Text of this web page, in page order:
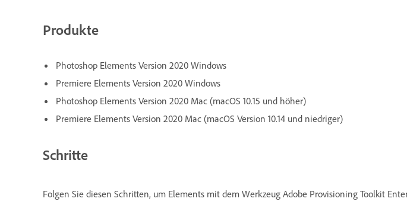
Produkte
Photoshop Elements Version 2020 Windows
Premiere Elements Version 2020 Windows
Photoshop Elements Version 2020 Mac (macOS 10.15 und höher)
Premiere Elements Version 2020 Mac (macOS Version 10.14 und niedriger)
Schritte
Folgen Sie diesen Schritten, um Elements mit dem Werkzeug Adobe Provisioning Toolkit